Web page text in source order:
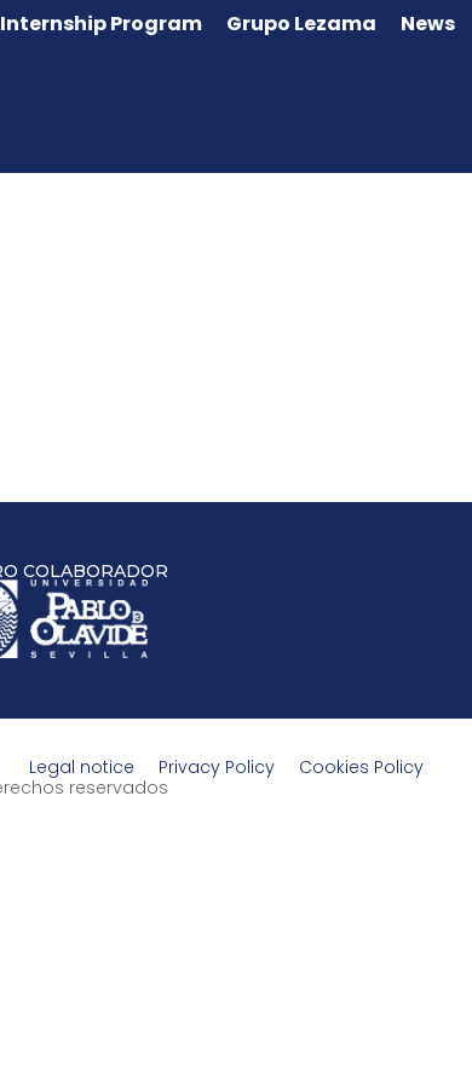
Internship Program Grupo Lezama News
COLABORADOR
Legal notice Privacy Policy
Cookies Policy
reservados